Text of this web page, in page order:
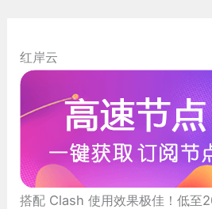
红岸云
搭配 Clash 使用效果极佳！低至